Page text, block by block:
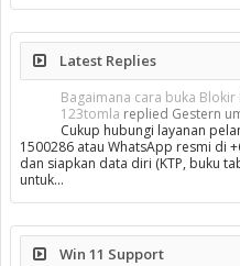
Latest Replies
Bagaimana cara buka Blokir
123tomla replied Gestern
Cukup hubungi layanan
1500286 atau WhatsApp resmi di
dan siapkan data diri (KTP, buku
untuk…
Win 11 Support